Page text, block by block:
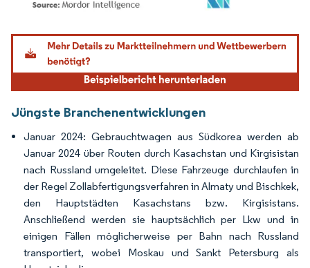
Bild © Mordor Intelligence. Wiederverwendung erfordert Namensnennung gemäß
Jüngste Branchenentwicklungen
Januar 2024: Gebrauchtwagen aus Südkorea werden ab
Januar 2024 über Routen durch Kasachstan und Kirgisistan
nach Russland umgeleitet. Diese Fahrzeuge durchlaufen in
der Regel Zollabfertigungsverfahren in Almaty und Bischkek,
den Hauptstädten Kasachstans bzw. Kirgisistans.
Anschließend werden sie hauptsächlich per Lkw und in
einigen Fällen möglicherweise per Bahn nach Russland
transportiert, wobei Moskau und Sankt Petersburg als